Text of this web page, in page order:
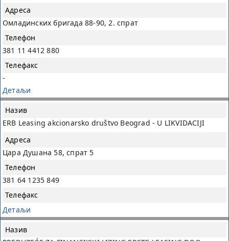
Омладинских бригада 88-90, 2. спрат
381 11 4412 880
-
Детаљи
ERB Leasing akcionarsko društvo Beograd - U LIKVIDACIJI
Цара Душана 58, спрат 5
381 64 1235 849
Детаљи